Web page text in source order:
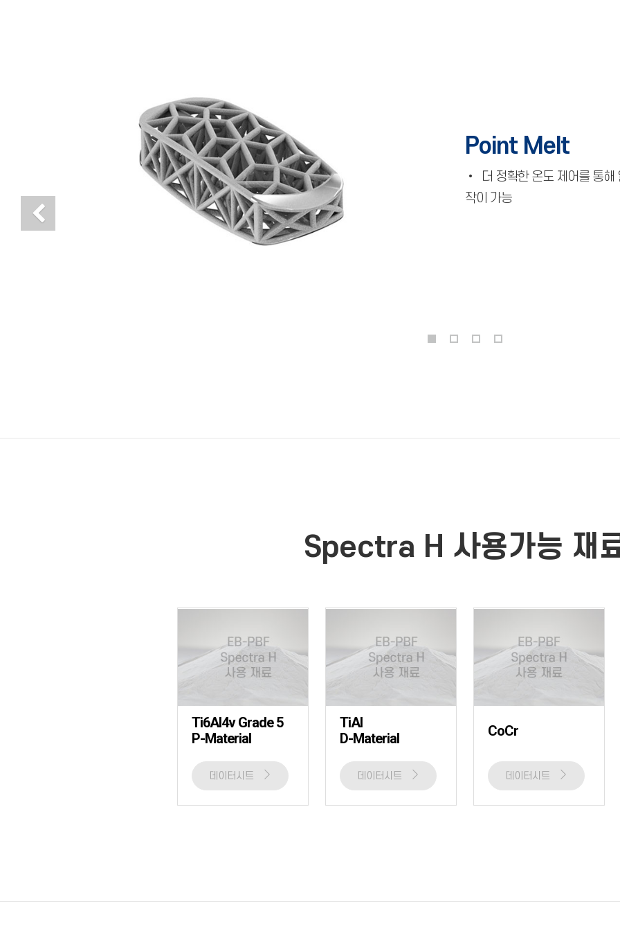
Point Melt
• 더 정확한 온도 제어를 통해
작이 가능
Spectra H 사용가능 재
Ti6Al4v Grade 5
P-Material
데이터시트
TiAl
D-Material
데이터시트
CoCr
데이터시트